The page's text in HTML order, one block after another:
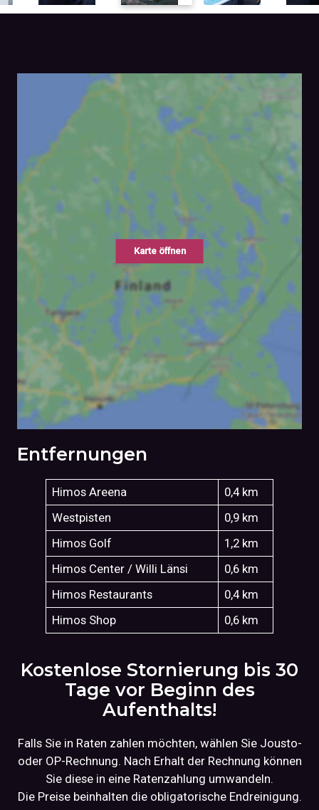
Karte öffnen
Entfernungen
Himos Areena
0,4 km
Westpisten
0,9 km
Himos Golf
1,2 km
Himos Center / Willi Länsi
0,6 km
Himos Restaurants
0,4 km
Himos Shop
0,6 km
Kostenlose Stornierung bis 30
Tage vor Beginn des
Aufenthalts!
Falls Sie in Raten zahlen möchten, wählen Sie Jousto-
oder OP-Rechnung. Nach Erhalt der Rechnung können
Sie diese in eine Ratenzahlung umwandeln.
Die Preise beinhalten die obligatorische Endreinigung.